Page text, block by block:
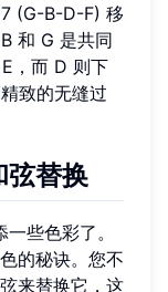
(G-B-D-F) 移
和 G 是共同
，而 D 则下
致的无缝过
弦替换
些色彩了。
的秘诀。您不
来替换它，这